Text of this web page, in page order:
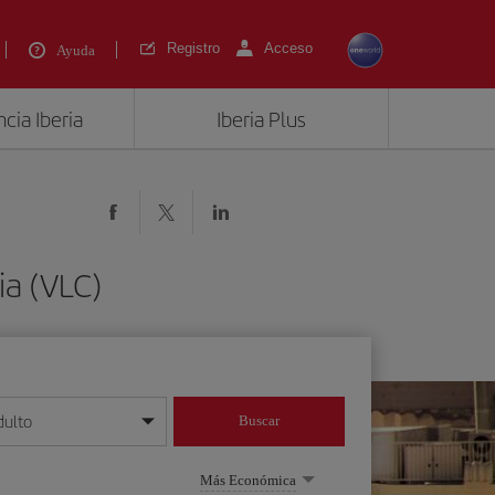
Ayuda Registro Acceso
Iberia Iberia Plus
(VLC)
mes/año
Buscar
Más Económica